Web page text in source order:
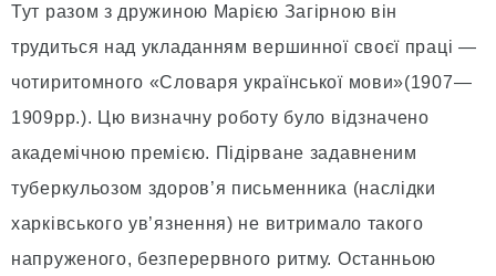
Тут разом з дружиною Марією Загірною він
трудиться над укладанням вершинної своєї праці —
чотиритомного «Словаря української мови»(1907—
1909рр.). Цю визначну роботу було відзначено
академічною премією. Підірване задавненим
туберкульозом здоров’я письменника (наслідки
харківського ув’язнення) не витримало такого
напруженого, безперервного ритму. Останньою